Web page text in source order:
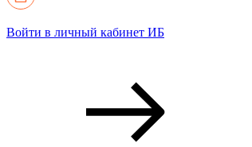
Войти в личный кабинет ИБ